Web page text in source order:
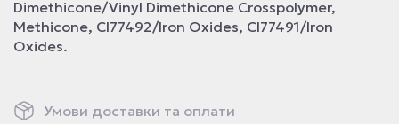
Dimethicone/Vinyl Dimethicone Crosspolymer,
Methicone, CI77492/Iron Oxides, CI77491/Iron
Oxides.
Умови доставки та оплати